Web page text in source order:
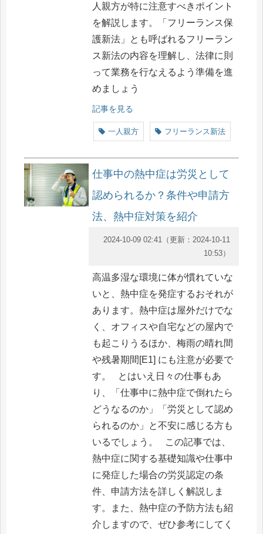
人親方が特に注意すべきポイント
を解説します。「フリーランス保
護新法」とも呼ばれるフリーラン
ス新法の内容を理解し、法律に則
って業務を行なえるよう準備を進
めましょう
記事を見る
一人親方 フリーランス新法
仕事中の熱中症は労災として
認められるか？条件や申請方
法、熱中症対策を紹介
2024-10-09 02:41 （更新： 2024-10-11
10:53）
高温多湿な環境に体が慣れていな
いと、熱中症を発症するおそれが
あります。熱中症は屋外だけでな
く、オフィスや自宅などの屋内で
も起こりうるほか、梅雨の晴れ間
や残暑期間[E1] にも注意が必要で
す。 とはいえ日々の仕事もあ
り、「仕事中に熱中症で倒れたら
どうなるのか」「労災として認め
られるのか」と不安に感じる方も
いるでしょう。 この記事では、
熱中症に関する基礎知識や仕事中
に発症した場合の労災認定の条
件、申請方法を詳しく解説しま
す。また、熱中症の予防方法も紹
介しますので、ぜひ参考にしてく